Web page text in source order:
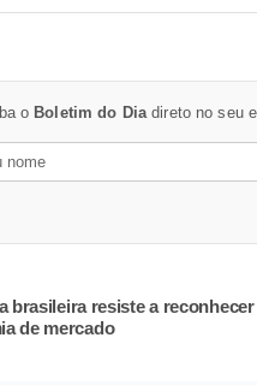
o Boletim do Diadireto no seu
brasileira resiste a
de mercado